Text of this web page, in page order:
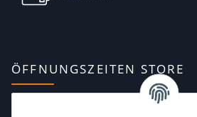
ÖFFNUNGSZEITEN STORE
10:00–13:00, 14:00–18:00 Uhr